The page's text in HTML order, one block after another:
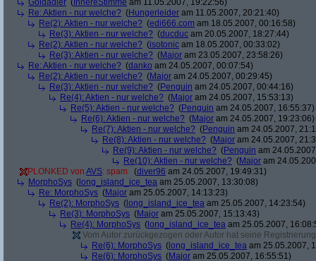
Goldadler ( InnereStimme am 11.05.2007, 19:22:56)
Re: Aktien - nur welche? (Hungerleider am 11.05.2007, 20:21:40)
Re(2): Aktien - nur welche? (edi666.com am 18.05.2007, 00:16:58)
Re(3): Aktien - nur welche? (ducduc am 20.05.2007, 18:27:44)
Re(2): Aktien - nur welche? (isotonic am 18.05.2007, 00:33:02)
Re(3): Aktien - nur welche? (Major am 23.05.2007, 23:58:26)
Re: Aktien - nur welche? (danko am 24.05.2007, 00:07:54)
Re(2): Aktien - nur welche? (Major am 24.05.2007, 00:29:45)
Re(3): Aktien - nur welche? (Penguin am 24.05.2007, 00:44:16)
Re(4): Aktien - nur welche? (Major am 24.05.2007, 15:53:13)
Re(5): Aktien - nur welche? (Penguin am 24.05.2007, 16:55:37)
Re(6): Aktien - nur welche? (Major am 24.05.2007, 19:23:06)
Re(7): Aktien - nur welche? (Penguin am 24.05.2007,
Re(8): Aktien - nur welche? (Major am 24.05.2007,
Re(9): Aktien - nur welche? (Penguin am
Re(10): Aktien - nur welche? (Major am
PLONKED von AVS: spam (diver96 am 24.05.2007, 19:49:31)
MorphoSys ( long_island_ice_tea am 25.05.2007, 13:30:08)
Re: MorphoSys (Major am 25.05.2007, 14:13:23)
Re(2): MorphoSys ( long_island_ice_tea am 25.05.2007, 14:23:54)
Re(3): MorphoSys (Major am 25.05.2007, 15:13:43)
Re(4): MorphoSys ( long_island_ice_tea am 25.05.2007,
Vom Autor zurückgezogen oder Autor hat seine
Re(6): MorphoSys ( long_island_ice_tea am 25.05.2007,
Re(6): MorphoSys (Major am 25.05.2007, 16:55:51)